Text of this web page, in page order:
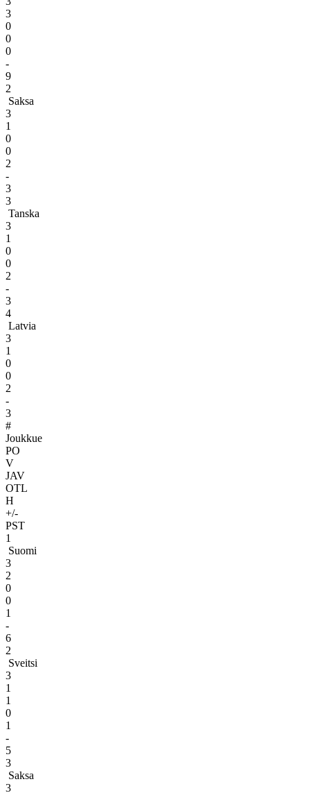
3
0
0
0
-
9
2
Saksa
3
1
0
0
2
-
3
3
Tanska
3
1
0
0
2
-
3
4
Latvia
3
1
0
0
2
-
3
#
Joukkue
PO
V
JAV
OTL
H
+/-
PST
1
Suomi
3
2
0
0
1
-
6
2
Sveitsi
3
1
1
0
1
-
5
3
Saksa
3